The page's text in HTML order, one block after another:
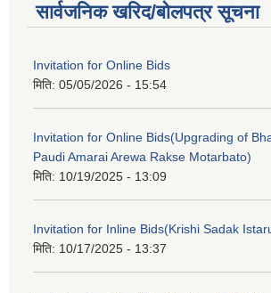
सार्वजनिक खरिद/बोलपत्र सूचना
Invitation for Online Bids
मिति: 05/05/2026 - 15:54
Invitation for Online Bids(Upgrading of
Paudi Amarai Arewa Rakse Motarbato)
मिति: 10/19/2025 - 13:09
Invitation for Inline Bids(Krishi Sadak
मिति: 10/17/2025 - 13:37